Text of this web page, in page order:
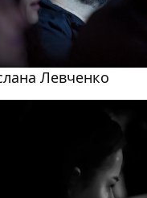
Левченко